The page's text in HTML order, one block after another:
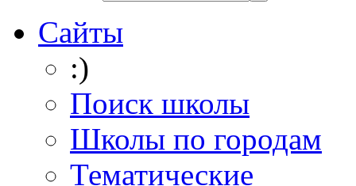
Сайты
:)
Поиск школы
Школы по городам
Тематические